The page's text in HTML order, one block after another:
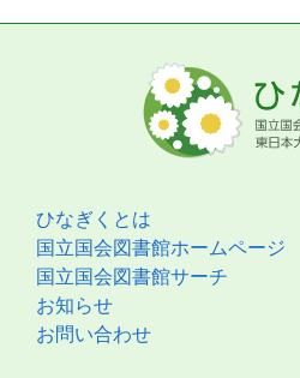
ひなぎくとは
国立国会図書館ホームページ
国立国会図書館サーチ
お知らせ
お問い合わせ